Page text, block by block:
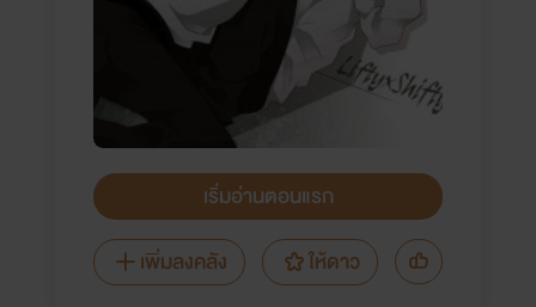
เริ่มอ่านตอนแรก
เพิ่มลงคลัง
ให้ดาว